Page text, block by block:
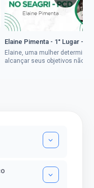
Elaine Pimenta - 1° Lugar -
Elaine, uma mulher
alcançar seus objetivos não